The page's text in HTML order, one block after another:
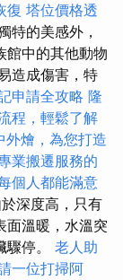
復 塔位價格透
特的美感外，
館中的其他動物
造成傷害，特
申請全攻略 隆
程，輕鬆了解
外燴，為您打造
業搬遷服務的
個人都能滿意
深度高，只有
面溫暖，水溫突
停。 老人助
一位打掃阿